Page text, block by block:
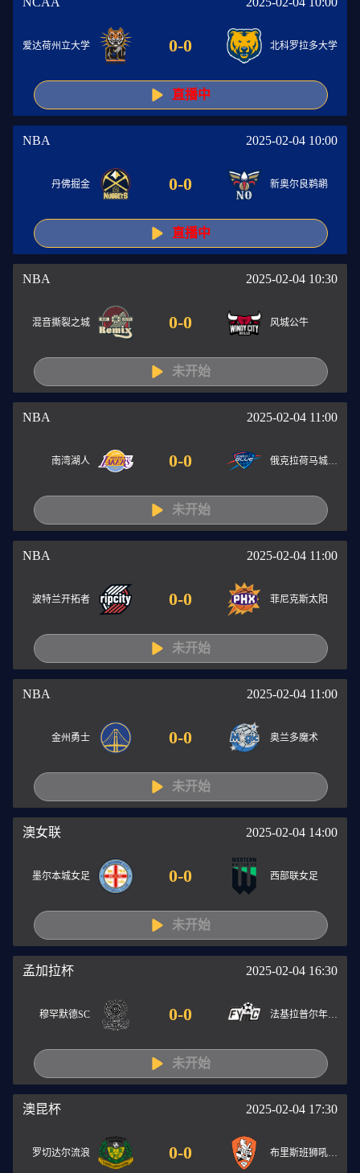
爱达荷州立大学 0-0 北科罗拉多大学
直播中
NBA 2025-02-04 10:00
丹佛掘金 0-0 新奥尔良鹈鹕
直播中
NBA 2025-02-04 10:30
混音撕裂之城 0-0 风城公牛
未开始
NBA 2025-02-04 11:00
南湾湖人 0-0
未开始
NBA 2025-02-04 11:00
波特兰开拓者 0-0 菲尼克斯太阳
未开始
NBA 2025-02-04 11:00
金州勇士 0-0 奥兰多魔术
未开始
澳女联 2025-02-04 14:00
墨尔本城女足 0-0 西部联女足
未开始
孟加拉杯 2025-02-04 16:30
穆罕默德SC 0-0
未开始
澳昆杯 2025-02-04 17:30
罗切达尔流浪 0-0